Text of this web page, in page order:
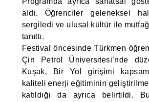
aldı. Öğrenciler geleneksel
sergiledi ve ulusal kültür ile
tanıttı.
Festival öncesinde Türkmen
Çin Petrol Üniversitesi’nde
Kuşak, Bir Yol girişimi
kaliteli enerji eğitiminin
katıldığı da ayrıca belirtildi.